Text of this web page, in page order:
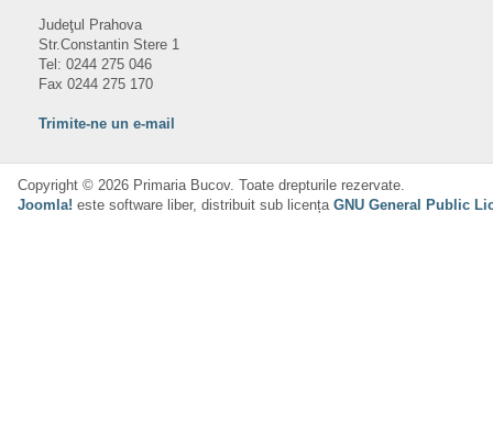
Judeţul Prahova
Str.Constantin Stere 1
Tel: 0244 275 046
Fax 0244 275 170
Trimite-ne un e-mail
Copyright © 2026 Primaria Bucov. Toate drepturile rezervate.
Joomla! este software liber, distribuit sub licența GNU General Public